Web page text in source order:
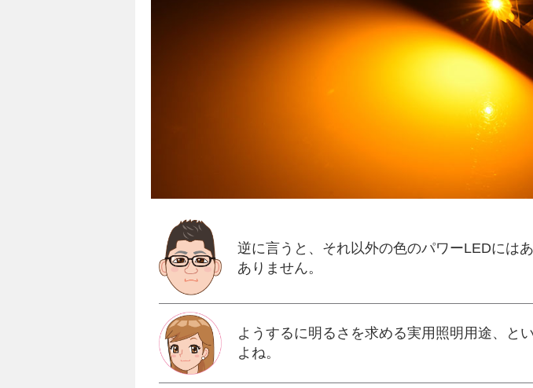
逆に言うと、それ以外の色のパワーLEDには
ありません。
ようするに明るさを求める実用照明用途、と
よね。